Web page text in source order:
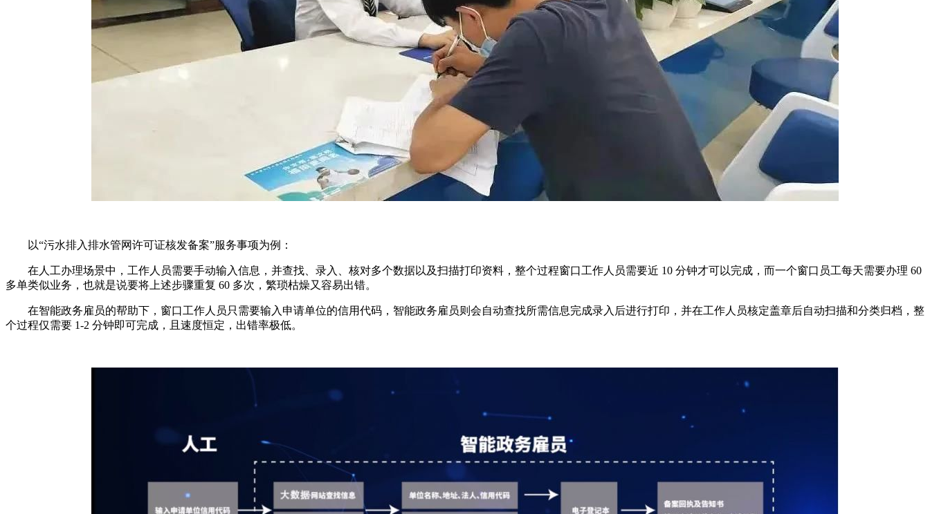
以“污水排入排水管网许可证核发备案”服务事项为例：
在人工办理场景中，工作人员需要手动输入信息，并查找、录入、核对多个数据以及扫描打印资料，整个过程窗口工作人员需要近 10 分钟才可以完成，而一个窗口员工每天需要办理 60
多单类似业务，也就是说要将上述步骤重复 60 多次，繁琐枯燥又容易出错。
在智能政务雇员的帮助下，窗口工作人员只需要输入申请单位的信用代码，智能政务雇员则会自动查找所需信息完成录入后进行打印，并在工作人员核定盖章后自动扫描和分类归档，整
个过程仅需要 1-2 分钟即可完成，且速度恒定，出错率极低。